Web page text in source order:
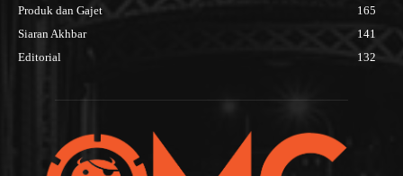
Produk dan Gajet
165
Siaran Akhbar
141
Editorial
132